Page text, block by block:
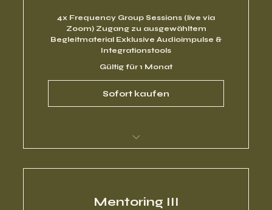
4x Frequency Group Sessions (live via
Zoom) Zugang zu ausgewähltem
Begleitmaterial Exklusive Audioimpulse &
Integrationstools
Gültig für 1 Monat
Sofort kaufen
Mentoring III